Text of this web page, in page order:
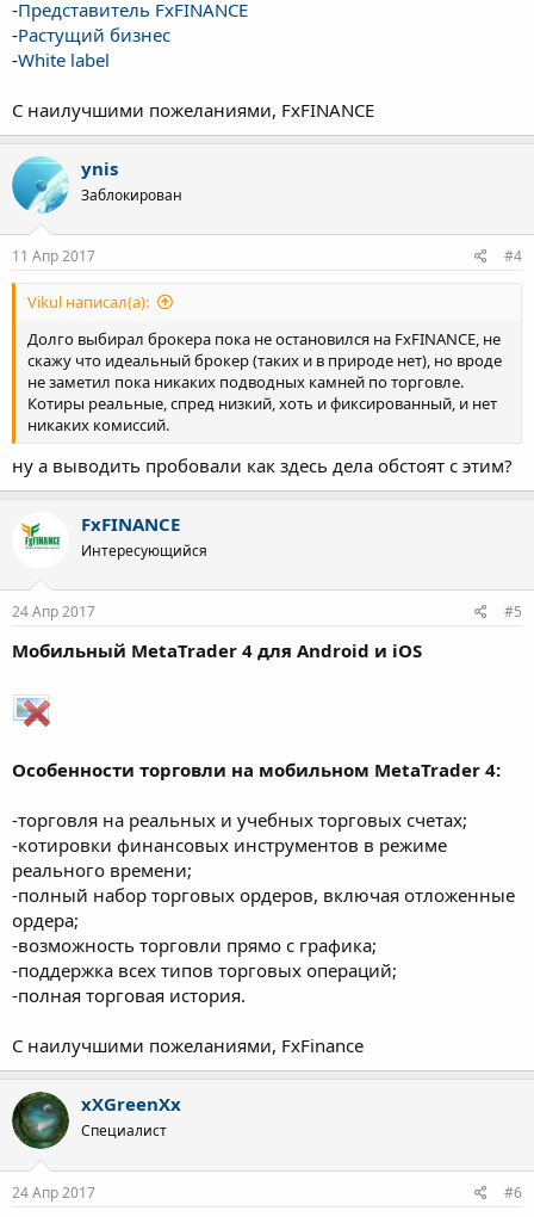
-Представитель FxFINANCE
-Растущий бизнес
-White label
C наилучшими пожеланиями, FxFINANCE
ynis
Заблокирован
11 Апр 2017 #4
Vikul написал(а):
Долго выбирал брокера пока не остановился на FxFINANCE, не
скажу что идеальный брокер (таких и в природе нет), но вроде
не заметил пока никаких подводных камней по торговле.
Котиры реальные, спред низкий, хоть и фиксированный, и нет
никаких комиссий.
ну а выводить пробовали как здесь дела обстоят с этим?
FxFINANCE
Интересующийся
24 Апр 2017 #5
Мобильный MetaTrader 4 для Android и iOS
Особенности торговли на мобильном MetaTrader 4:
-торговля на реальных и учебных торговых счетах;
-котировки финансовых инструментов в режиме
реального времени;
-полный набор торговых ордеров, включая отложенные
ордера;
-возможность торговли прямо с графика;
-поддержка всех типов торговых операций;
-полная торговая история.
С наилучшими пожеланиями, FxFinance
xXGreenXx
Специалист
24 Апр 2017 #6